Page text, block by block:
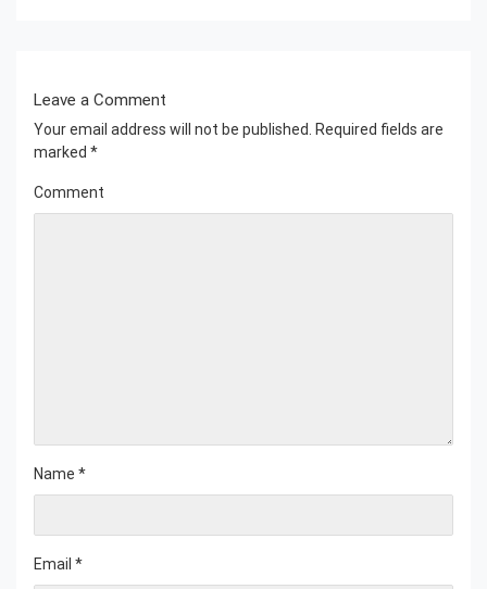
Leave a Comment
Your email address will not be published.
Required fields are
marked *
Comment
Name *
Email *